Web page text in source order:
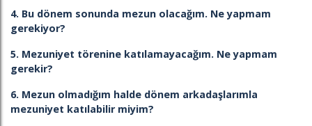
4. Bu dönem sonunda mezun olacağım. Ne yapmam
gerekiyor?
5. Mezuniyet törenine katılamayacağım. Ne yapmam
gerekir?
6. Mezun olmadığım halde dönem arkadaşlarımla
mezuniyet katılabilir miyim?